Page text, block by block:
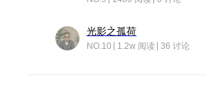
光影之孤荷
NO.10 1.2w 阅读 36 讨论